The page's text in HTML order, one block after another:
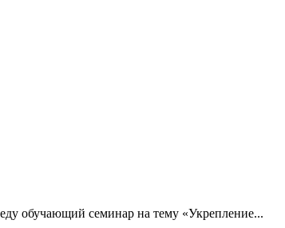
обучающий семинар на тему «Укрепление...